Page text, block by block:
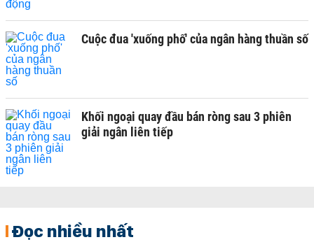
Cuộc đua 'xuống phố' của ngân hàng thuần số
Khối ngoại quay đầu bán ròng sau 3 phiên
giải ngân liên tiếp
Đọc nhiều nhất